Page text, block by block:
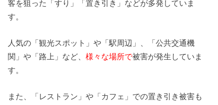
客を狙った「すり」「置き引き」などが多発していま
す。
人気の「観光スポット」や「駅周辺」、「公共交通機
関」や「路上」など、様々な場所で被害が発生していま
す。
また、「レストラン」や「カフェ」での置き引き被害も